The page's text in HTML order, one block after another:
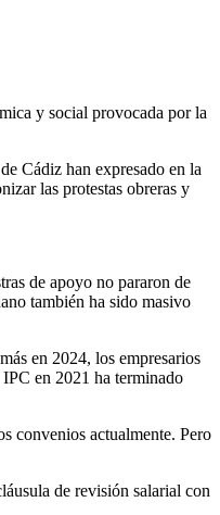
y social provocada por la
Cádiz han expresado en la
las protestas obreras y
de apoyo no pararon de
también ha sido masivo
en 2024, los empresarios
en 2021 ha terminado
convenios actualmente. Pero
de revisión salarial con